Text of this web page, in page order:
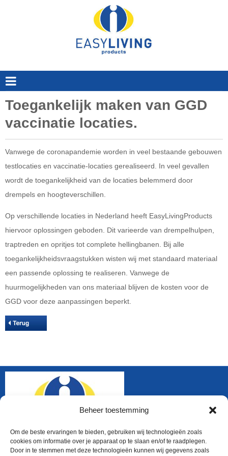
Beheer toestemming
Om de beste ervaringen te bieden, gebruiken wij technologieën zoals
cookies om informatie over je apparaat op te slaan en/of te raadplegen.
Door in te stemmen met deze technologieën kunnen wij gegevens zoals
Toegankelijk maken van GGD
vaccinatie locaties.
Vanwege de coronapandemie worden in veel bestaande gebouwen
testlocaties en vaccinatie-locaties gerealiseerd. In veel gevallen
wordt de toegankelijkheid van de locaties belemmerd door
drempels en hoogteverschillen.
Op verschillende locaties in Nederland heeft EasyLivingProducts
hiervoor oplossingen geboden. Dit varieerde van drempelhulpen,
traptreden en opritjes tot complete hellingbanen. Bij alle
toegankelijkheidsvraagstukken wisten wij met standaard materiaal
een passende oplossing te realiseren. Vanwege de
huurmogelijkheden van ons materiaal blijven de kosten voor de
GGD voor deze aanpassingen beperkt.